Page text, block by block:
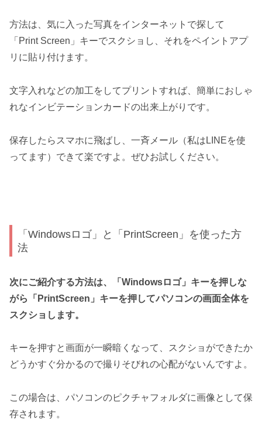
方法は、気に入った写真をインターネットで探して
「Print Screen」キーでスクショし、それをペイントアプ
リに貼り付けます。
文字入れなどの加工をしてプリントすれば、簡単におしゃ
れなインビテーションカードの出来上がりです。
保存したらスマホに飛ばし、一斉メール（私はLINEを使
ってます）できて楽ですよ。ぜひお試しください。
「Windowsロゴ」と「PrintScreen」を使った方
法
次にご紹介する方法は、「Windowsロゴ」キーを押しな
がら「PrintScreen」キーを押してパソコンの画面全体を
スクショします。
キーを押すと画面が一瞬暗くなって、スクショができたか
どうかすぐ分かるので撮りそびれの心配がないんですよ。
この場合は、パソコンのピクチャフォルダに画像として保
存されます。